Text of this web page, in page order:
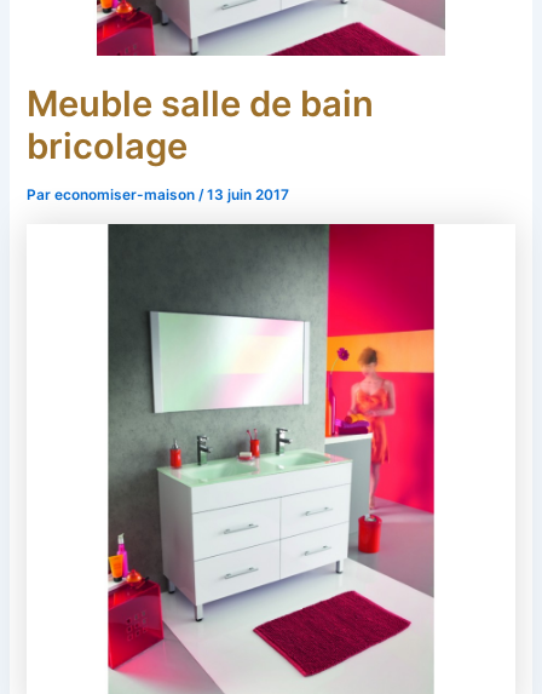
Meuble salle de bain
bricolage
Pareconomiser-maison/13 juin 2017